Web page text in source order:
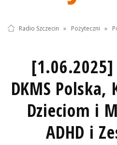
Radio Szczecin » Pożyteczni »
DKMS Polska,
Dzieciom i
ADHD i